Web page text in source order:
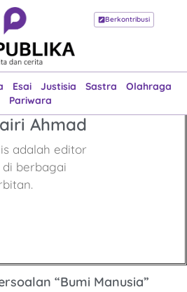
Berkontribusi
Esai Justisia Sastra
Olahraga
Pariwara
Beranda
Esai
Justisia
Sastra
Olahraga
Pariwara
Ahmad
adalah editor
di berbagai
“Bumi Manusia”